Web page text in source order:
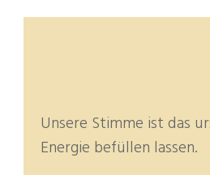
Unsere Stimme ist das
Energie befüllen lassen.